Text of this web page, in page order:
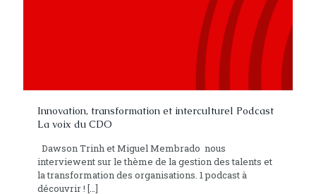
Innovation, transformation et interculturel Podcast
La voix du CDO
Dawson Trinh et Miguel Membrado nous
interviewent sur le thème de la gestion des talents et
la transformation des organisations. 1 podcast à
découvrir ! […]